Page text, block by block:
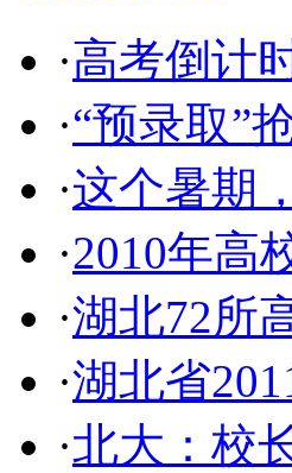
·高考倒计
·“预录取”
·这个暑期
·2010年高
·湖北72所
·湖北省
·北大：校